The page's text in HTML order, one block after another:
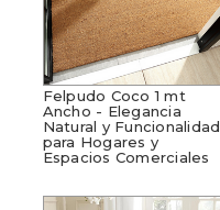
Felpudo Coco 1 mt
Ancho - Elegancia
Natural y Funcionalidad
para Hogares y
Espacios Comerciales